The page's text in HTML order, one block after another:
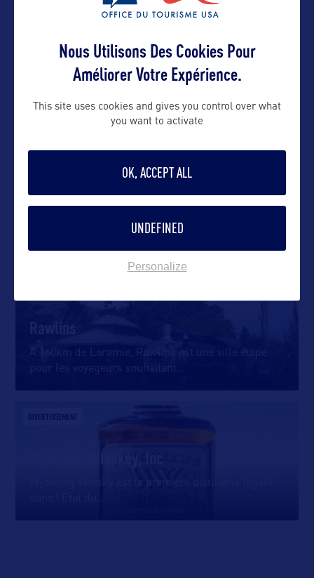
DANS LA MÊME CATEGORIE
Museum of the Mountain Man
Le musée interprétatif de Mountain Man vous
Rawlins
A 160km de Laramie, Rawlins est une ville étape
pour les voyageurs souhaitant
DIVERTISSEMENT
Wyoming Whisky est la première distillerie légale
Nous Utilisons Des Cookies Pour
Améliorer Votre Expérience.
This site uses cookies and gives you control over what
you want to activate
OK, ACCEPT ALL
UNDEFINED
Personalize